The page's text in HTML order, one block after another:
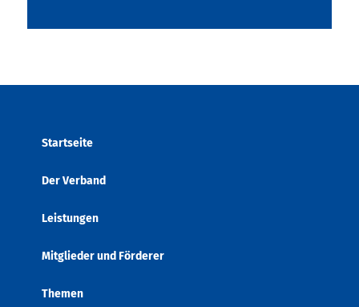
Startseite
Der Verband
Leistungen
Mitglieder und Förderer
Themen